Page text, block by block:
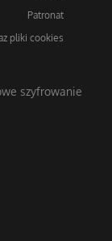
Patronat
pliki cookies
szyfrowanie